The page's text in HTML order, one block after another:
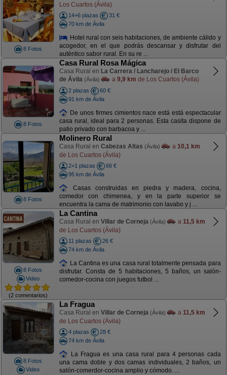
8 Fotos
Los Cuartos (Ávila)
14+6 plazas
31 €
70 km de Ávila
Hotel rural con seis habitaciones, de ambiente cálido y
acogedor, en el que podrás descansar y disfrutar del
auténtico sabor rural. En su re ...
8 Fotos
Casa Rural Rosa Mágica
Casa Rural en La Carrera / Lancharejo / El Barco
de Ávila (Ávila) a 9,9 km de Los Cuartos (Ávila)
2 plazas
60 €
91 km de Ávila
De unos firmes cimientos nace está está espectacular
casa rural, ideal para 2 personas. Esta casita dispone de
patio privado con barbacoa y ...
8 Fotos
Molinero Rural
Casa Rural en Cabezas Altas (Ávila) a 10,1 km
de Los Cuartos (Ávila)
2+1 plazas
66 €
95 km de Ávila
Casas construidas en piedra y madera, cocina,
comedor con chimenea, y en la parte superior se
encuentra la cama de matrimonio con lavabo y j ...
8 Fotos
Video
(2 comentarios)
La Cantina
Casa Rural en Villar de Corneja (Ávila) a 11,5 km
de Los Cuartos (Ávila)
11 plazas
26 €
74 km de Ávila
La Cantina es una casa rural totalmente pensada para
disfrutar. Consta de 5 habitaciones, 5 baños, un salón-
comedor-cocina con juegos futbol ...
8 Fotos
Video
La Fragua
Casa Rural en Villar de Corneja (Ávila) a 11,5 km
de Los Cuartos (Ávila)
4 plazas
28 €
74 km de Ávila
La Fragua es una casa rural para 4 personas cada
una cama doble y dos camas individuales, 2 baños, un
salón-comerdor-cocina amplio y cómodo. ...